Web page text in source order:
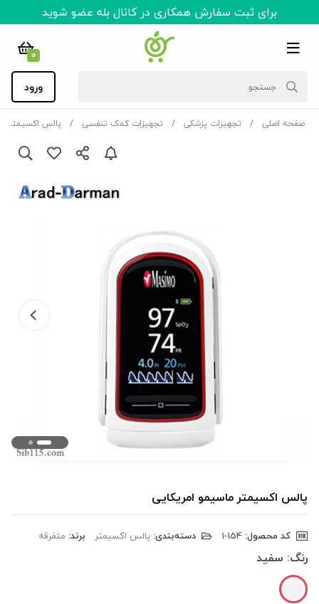
برای ثبت سفارش همکاری در کانال بله عضو شوید
0
ورود
صفحه اصلی تجهیزات پزشکی تجهیزات کمک تنفسی پالس اکسیمتر
پالس اکسیمتر ماسیمو امریکایی
کد محصول: دسته‌بندی: پالس اکسیمتر برند: متفرقه
رنگ: سفید